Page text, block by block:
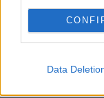
Data
Βρέθηκε